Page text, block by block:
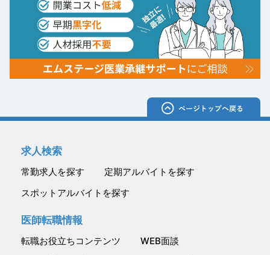
求人検索
常勤求人を探す
定期アルバイトを探す
スポットアルバイトを探す
医師転職情報
転職お役立ちコンテンツ
WEB面談